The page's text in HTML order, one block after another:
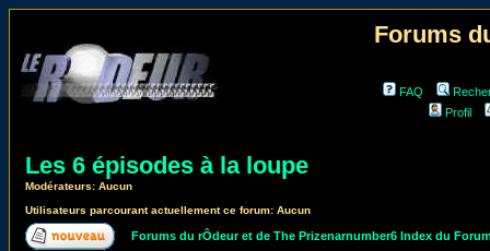
Forums
FAQ
Profil
Les 6 épisodes à la loupe
Modérateurs: Aucun
Utilisateurs parcourant actuellement ce forum: Aucun
Forums du rÔdeur et de The Prizenarnumber6 Index du